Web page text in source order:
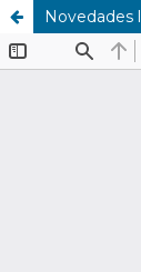
Novedades